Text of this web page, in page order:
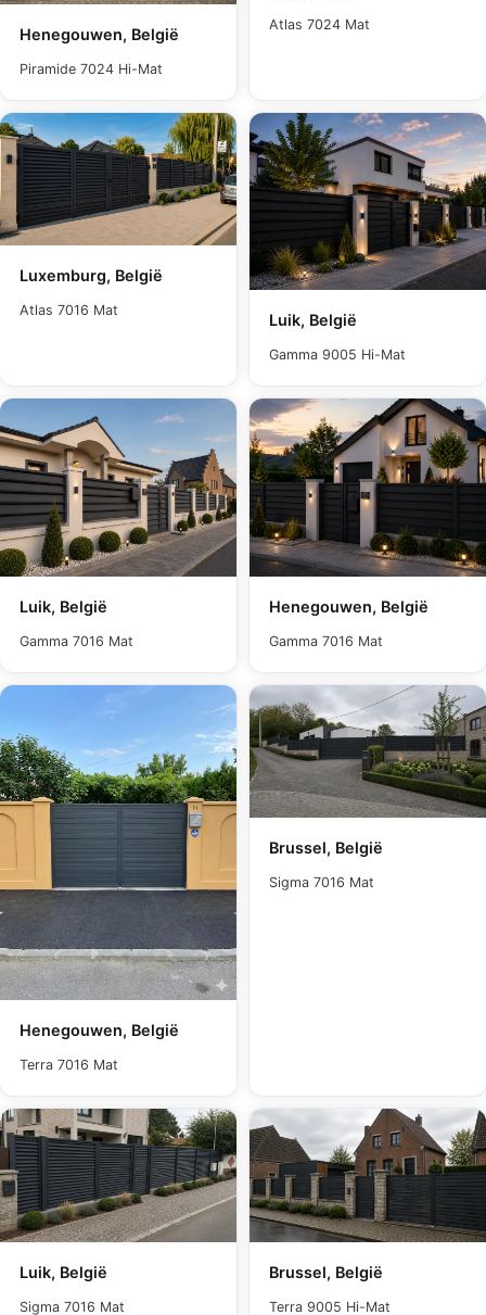
Henegouwen, België
Piramide 7024 Hi-Mat
Atlas 7024 Mat
Luxemburg, België
Atlas 7016 Mat
Luik, België
Gamma 9005 Hi-Mat
Luik, België
Gamma 7016 Mat
Henegouwen, België
Gamma 7016 Mat
Henegouwen, België
Terra 7016 Mat
Brussel, België
Sigma 7016 Mat
Luik, België
Sigma 7016 Mat
Brussel, België
Terra 9005 Hi-Mat